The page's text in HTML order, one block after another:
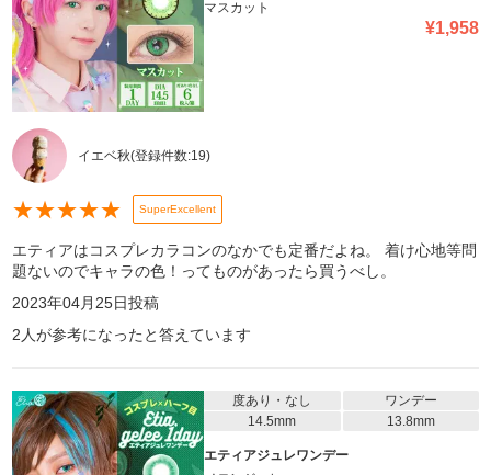
マスカット
¥1,958
イエベ秋(登録件数:19)
★★★★★ SuperExcellent
エティアはコスプレカラコンのなかでも定番だよね。 着け心地等問
題ないのでキャラの色！ってものがあったら買うべし。
2023年04月25日投稿
2 人が参考になったと答えています
度あり・なし
ワンデー
14.5mm
13.8mm
エティアジュレワンデー